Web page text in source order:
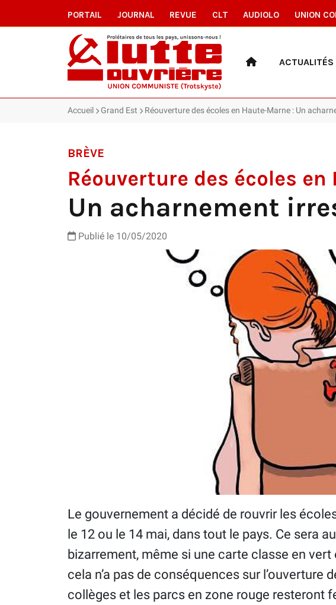
PORTAIL JOURNAL REVUE CLT AUDIOLO UNION
ACTUALITÉS
Accueil Grand Est Réouverture des écoles en Haute-Marne : Un
BRÈVE
Réouverture des écoles
Un acharnement
Publié le 10/05/2020
Le gouvernement a décidé de rouvrir les
le 12 ou le 14 mai, dans tout le pays. Ce sera
bizarrement, même si une carte classe en
cela n’a pas de conséquences sur l’ouverture
collèges et les parcs en zone rouge resteront